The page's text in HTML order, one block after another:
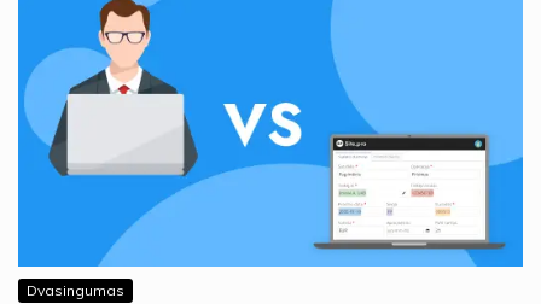
Dvasingumas